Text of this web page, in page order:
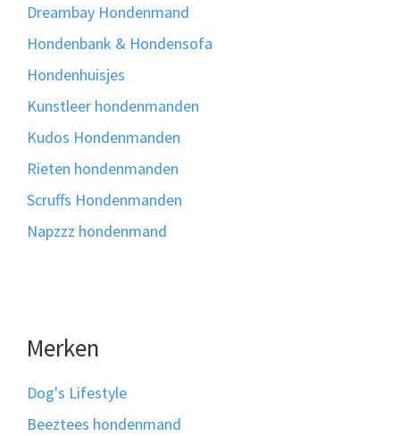
Dreambay Hondenmand
Hondenbank & Hondensofa
Hondenhuisjes
Kunstleer hondenmanden
Kudos Hondenmanden
Rieten hondenmanden
Scruffs Hondenmanden
Napzzz hondenmand
Merken
Dog's Lifestyle
Beeztees hondenmand